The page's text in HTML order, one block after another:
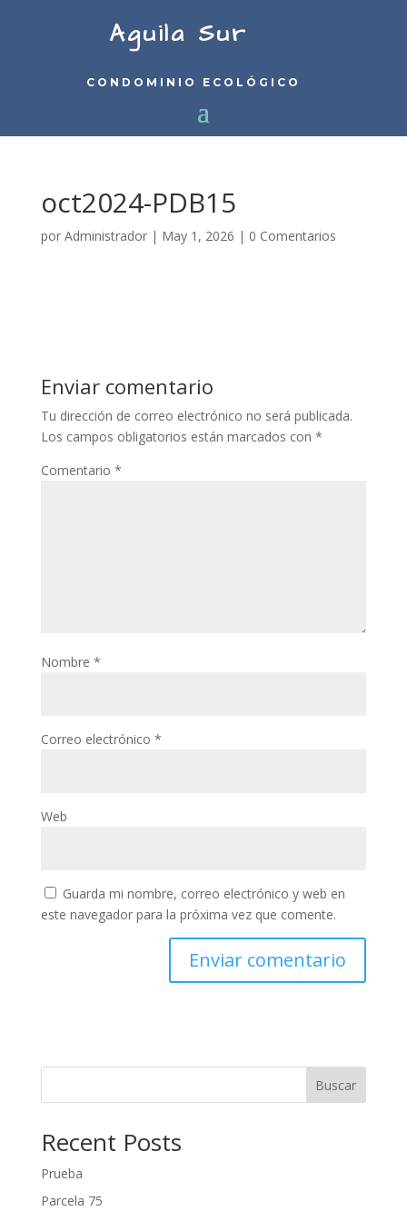
Aguila Sur
CONDOMINIO ECOLÓGICO
oct2024-PDB15
por Administrador| May 1, 2026 | 0 Comentarios
Enviar comentario
Tu dirección de correo electrónico no será publicada.
Los campos obligatorios están marcados con *
Comentario *
Nombre *
Correo electrónico *
Web
Guarda mi nombre, correo electrónico y web en
este navegador para la próxima vez que comente.
Buscar
Recent Posts
Prueba
Parcela 75